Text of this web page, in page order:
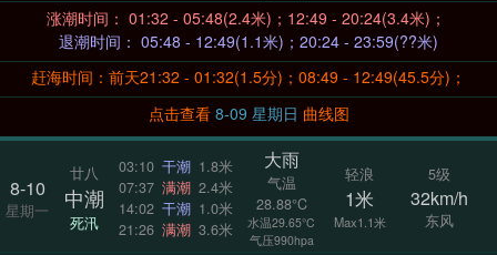
涨潮时间： 01:32 - 05:48(2.4米)；12:49 - 20:24(3.4米)；
退潮时间： 05:48 - 12:49(1.1米)；20:24 - 23:59(??米)
赶海时间：前天21:32 - 01:32(1.5分)；08:49 - 12:49(45.5分)；
点击查看
8-09 星期日 曲线图
8-10
星期一
廿八
中潮
死汛
03:10 干潮 1.8米
07:37 满潮 2.4米
14:02 干潮 1.0米
21:26 满潮 3.6米
大雨
气温
28.88°C
水温29.65°C
气压990hpa
轻浪
1米
Max1.1米
5级
32km/h
东风